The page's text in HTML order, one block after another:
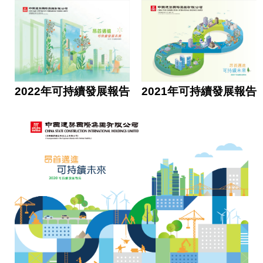
2022年可持續發展報告 2021年可持續發展報告